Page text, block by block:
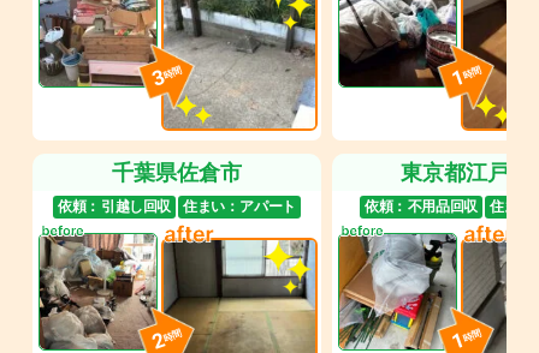
3時間 1時間
千葉県佐倉市
依頼： 引越し回収 住まい： アパート
2時間
東京都江戸川
依頼： 不用品回収 住まい
1時間